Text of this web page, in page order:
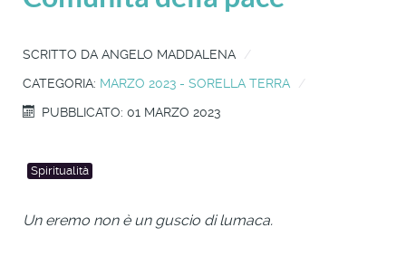
SCRITTO DA ANGELO MADDALENA
CATEGORIA: MARZO 2023 - SORELLA TERRA
PUBBLICATO: 01 MARZO 2023
Spiritualità
Un eremo non è un guscio di lumaca.